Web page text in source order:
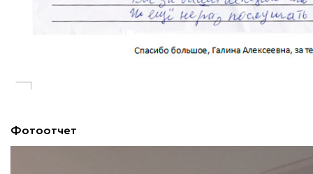
Фотоотчет